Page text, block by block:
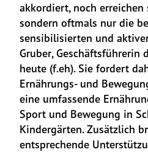
akkordiert, noch erreichen
sondern oftmals nur die
sensibilisierten und
Gruber, Geschäftsführerin
heute (f.eh). Sie fordert
Ernährungs- und
eine umfassende
Sport und Bewegung in
Kindergärten. Zusätzlich
entsprechende